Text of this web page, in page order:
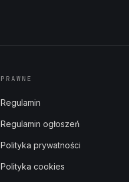
PRAWNE
Regulamin
Regulamin ogłoszeń
Polityka prywatności
Polityka cookies